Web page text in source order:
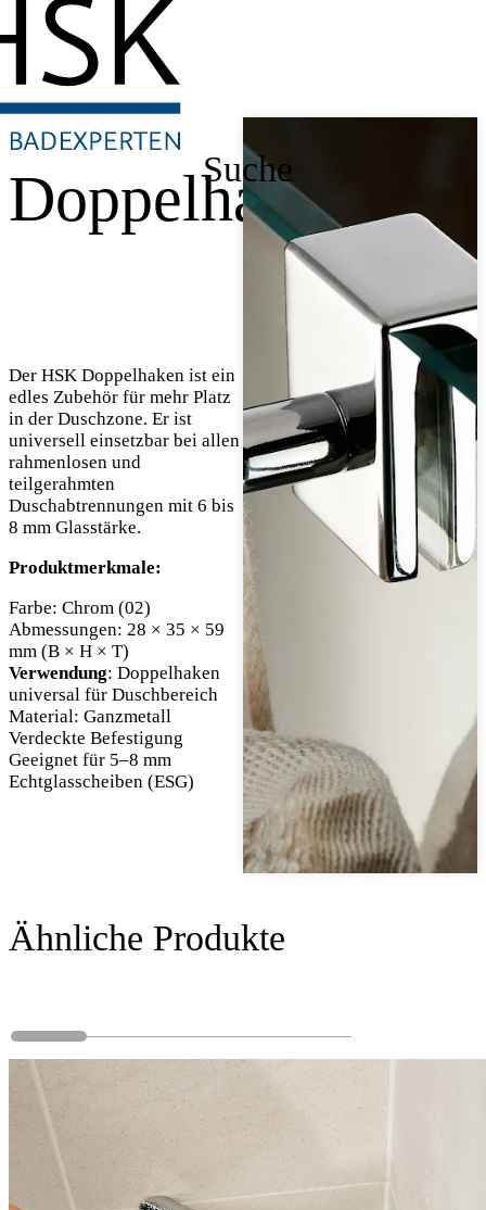
Suche
Doppelhaken
Der HSK Doppelhaken ist ein
edles Zubehör für mehr Platz
in der Duschzone. Er ist
universell einsetzbar bei allen
rahmenlosen und
teilgerahmten
Duschabtrennungen mit 6 bis
8 mm Glasstärke.
Produktmerkmale:
Farbe: Chrom (02)
Abmessungen: 28 × 35 × 59
mm (B × H × T)
Verwendung: Doppelhaken
universal für Duschbereich
Material: Ganzmetall
Verdeckte Befestigung
Geeignet für 5–8 mm
Echtglasscheiben (ESG)
Ähnliche Produkte